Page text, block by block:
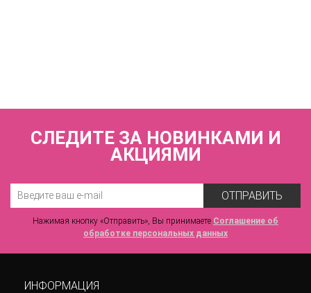
СЛЕДИТЕ ЗА НОВИНКАМИ И
АКЦИЯМИ
ОТПРАВИТЬ
Нажимая кнопку «Отправить», Вы принимаете Соглашение об
обработке персональных данных
ИНФОРМАЦИЯ